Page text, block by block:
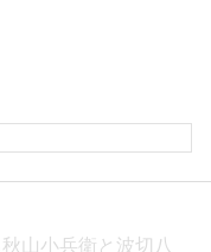
山小兵衛と波切八